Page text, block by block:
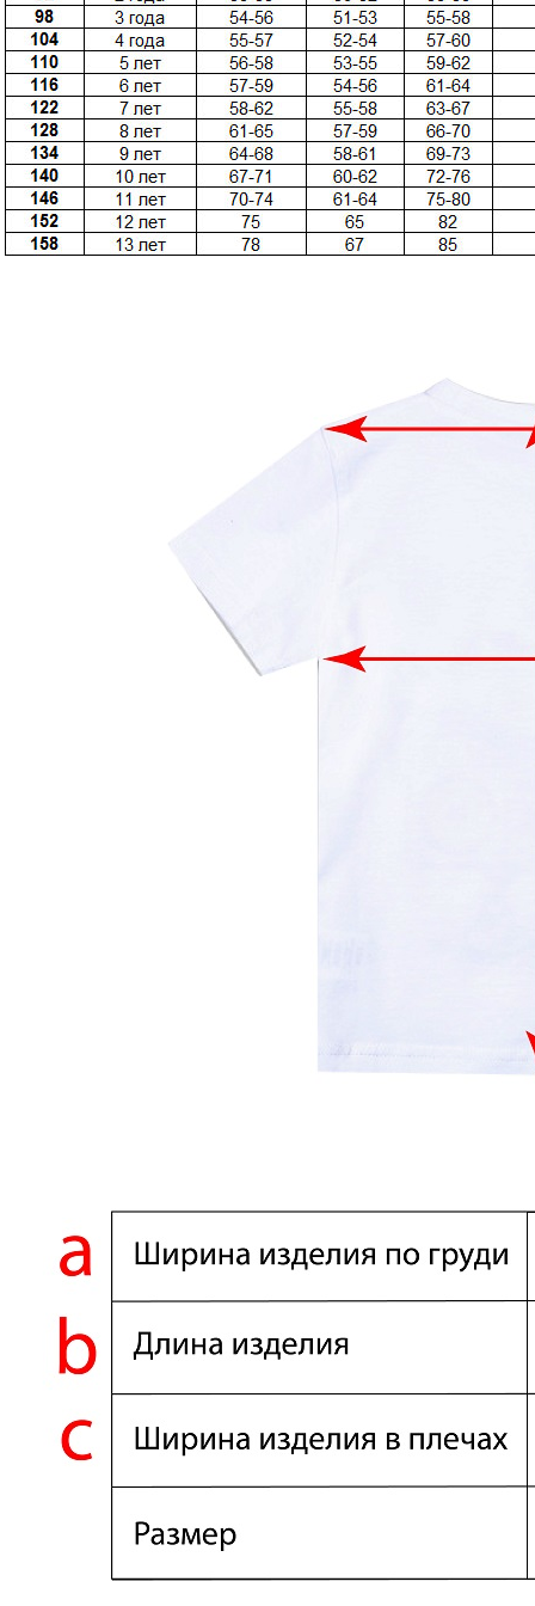
Размерная сетка
Контакты
Обратная связь
Вопрос-Ответ